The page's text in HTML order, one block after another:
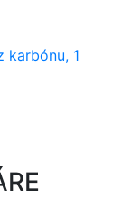
karbónu, 1